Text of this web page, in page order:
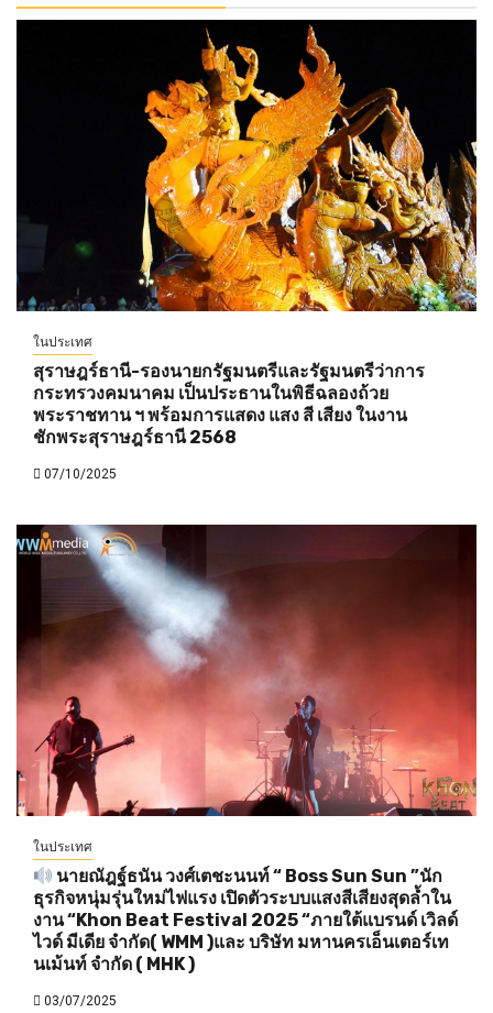
ในประเทศ
สุราษฎร์ธานี-รองนายกรัฐมนตรีและรัฐมนตรีว่าการ
กระทรวงคมนาคม เป็นประธานในพิธีฉลองถ้วย
พระราชทาน ฯ พร้อมการแสดง แสง สี เสียง ในงาน
ชักพระสุราษฎร์ธานี 2568
07/10/2025
ในประเทศ
นายณัฎฐ์ธนัน วงศ์เตชะนนท์ “ Boss Sun Sun ”นัก
ธุรกิจหนุ่มรุ่นใหม่ไฟแรง เปิดตัวระบบแสงสีเสียงสุดล้ำใน
งาน “Khon Beat Festival 2025 “ภายใต้แบรนด์ เวิลด์
ไวด์ มีเดีย จำกัด( WMM )และ บริษัท มหานครเอ็นเตอร์เท
นเม้นท์ จำกัด ( MHK )
03/07/2025